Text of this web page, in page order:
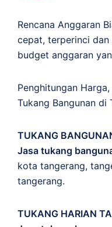
Rencana Anggaran
cepat, terperinci dan
budget anggaran
Penghitungan Harga,
Tukang Bangunan di
TUKANG
Jasa tukang
kota tangerang,
tangerang.
TUKANG HARIAN